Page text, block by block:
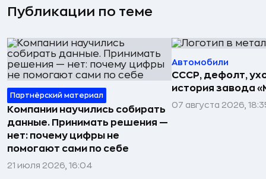
Публикации по теме
Партнёрский материал
Компании научились собирать
данные. Принимать решения —
нет: почему цифры не
помогают сами по себе
21 июля 2026, 16:04
Автомобили
СССР, дефолт,
история завода
07 августа 2026,